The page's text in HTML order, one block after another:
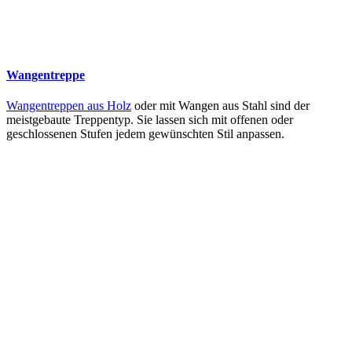
Wangentreppe
Wangentreppen aus Holz oder mit Wangen aus Stahl sind der
meistgebaute Treppentyp. Sie lassen sich mit offenen oder
geschlossenen Stufen jedem gewünschten Stil anpassen.